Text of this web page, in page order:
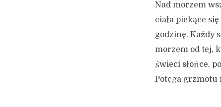
Nad morzem
ciała piekące
godzinę. Każdy
morzem od tej,
świeci słońce,
Potęga grzmotu